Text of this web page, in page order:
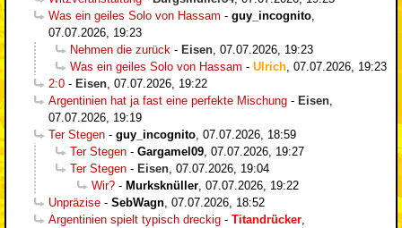
Was ein geiles Solo von Hassam - guy_incognito
07.07.2026, 19:23
Nehmen die zurück - Eisen 07.07.2026, 19:23
Was ein geiles Solo von Hassam - Ulrich 07.07.2026, 19:23
2:0 - Eisen 07.07.2026, 19:22
Argentinien hat ja fast eine perfekte Mischung - Eisen
07.07.2026, 19:19
Ter Stegen - guy_incognito 07.07.2026, 18:59
Ter Stegen - Gargamel09 07.07.2026, 19:27
Ter Stegen - Eisen 07.07.2026, 19:04
Wir? - Murksknüller 07.07.2026, 19:22
Unpräzise - SebWagn 07.07.2026, 18:52
Argentinien spielt typisch dreckig - Titandrücker